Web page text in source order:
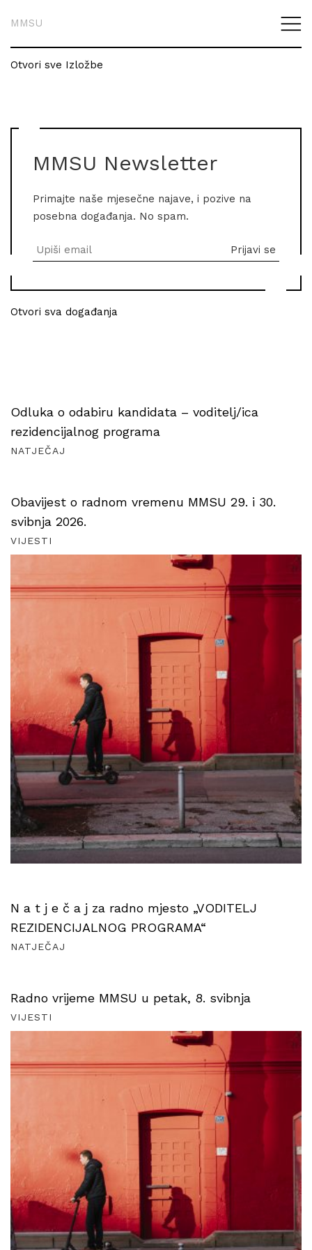
MMSU
Otvori sve Izložbe
MMSU Newsletter
Primajte naše mjesečne najave, i pozive na
posebna događanja. No spam.
Otvori sva događanja
Odluka o odabiru kandidata – voditelj/ica
rezidencijalnog programa
NATJEČAJ
Obavijest o radnom vremenu MMSU 29. i 30.
svibnja 2026.
VIJESTI
N a t j e č a j za radno mjesto „VODITELJ
REZIDENCIJALNOG PROGRAMA“
NATJEČAJ
Radno vrijeme MMSU u petak, 8. svibnja
VIJESTI